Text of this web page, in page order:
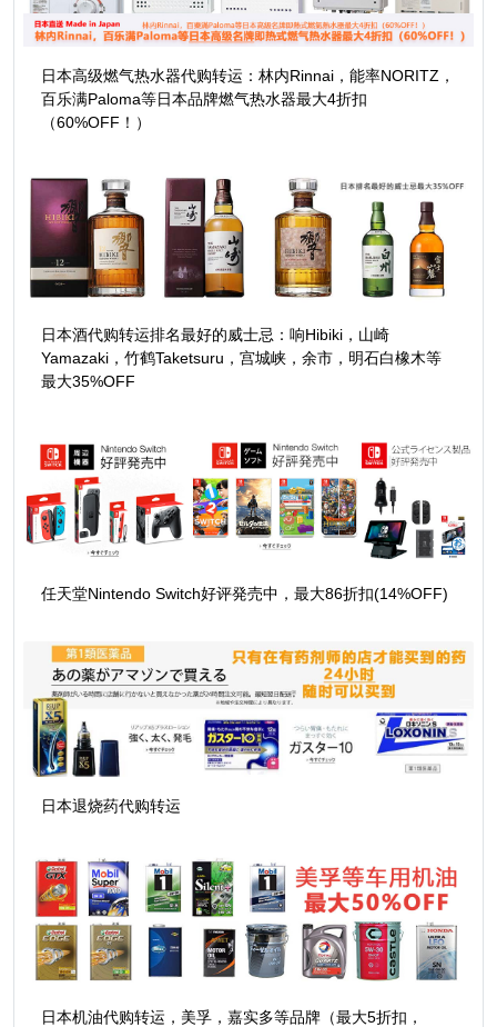
日本高级燃气热水器代购转运：林内Rinnai，能率NORITZ，
百乐满Paloma等日本品牌燃气热水器最大4折扣
（60%OFF！）
日本酒代购转运排名最好的威士忌：响Hibiki，山崎
Yamazaki，竹鹤Taketsuru，宫城峡，余市，明石白橡木等
最大35%OFF
任天堂Nintendo Switch好评発売中，最大86折扣(14%OFF)
日本退烧药代购转运
日本机油代购转运，美孚，嘉实多等品牌（最大5折扣，